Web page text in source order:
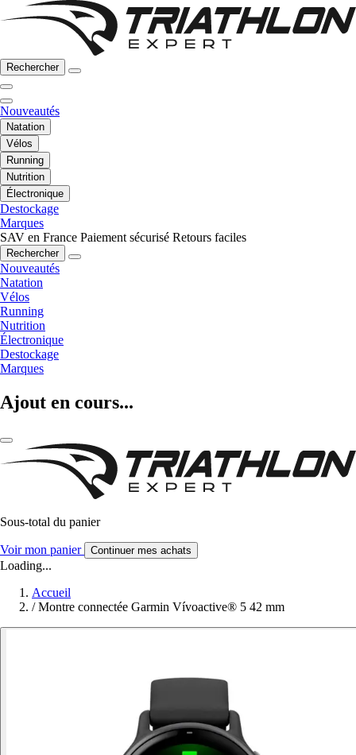
Rechercher
Nouveautés
Natation
Vélos
Running
Nutrition
Électronique
Destockage
Marques
SAV en France Paiement sécurisé Retours faciles
Rechercher
Nouveautés
Natation
Vélos
Running
Nutrition
Électronique
Destockage
Marques
Ajout en cours...
Sous-total du panier
Voir mon panier Continuer mes achats
Loading...
Accueil
/ Montre connectée Garmin Vívoactive® 5 42 mm